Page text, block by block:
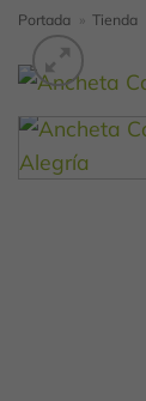
Portada » Tienda